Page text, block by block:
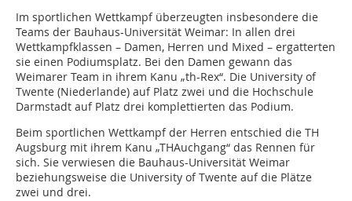
Im sportlichen Wettkampf überzeugten insbesondere die
Teams der Bauhaus-Universität Weimar: In allen drei
Wettkampfklassen – Damen, Herren und Mixed – ergatterten
sie einen Podiumsplatz. Bei den Damen gewann das
Weimarer Team in ihrem Kanu „th-Rex“. Die University of
Twente (Niederlande) auf Platz zwei und die Hochschule
Darmstadt auf Platz drei komplettierten das Podium.
Beim sportlichen Wettkampf der Herren entschied die TH
Augsburg mit ihrem Kanu „THAuchgang“ das Rennen für
sich. Sie verwiesen die Bauhaus-Universität Weimar
beziehungsweise die University of Twente auf die Plätze
zwei und drei.